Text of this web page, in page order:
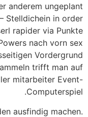
anderem ungeplant
Stelldichein in order
rapider via Punkte
nach vorn sex
Vordergrund
trifft man auf
mitarbeiter Event-
Computerspiel.
ausfindig machen.